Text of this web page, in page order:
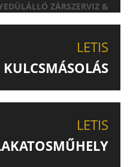
ZÁRSZERVIZ &
LETIS
KULCSMÁSOLÁS
LETIS